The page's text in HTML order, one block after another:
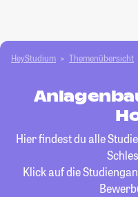
HeyStudium Themenübersicht
Hier findest du alle
Klick auf die